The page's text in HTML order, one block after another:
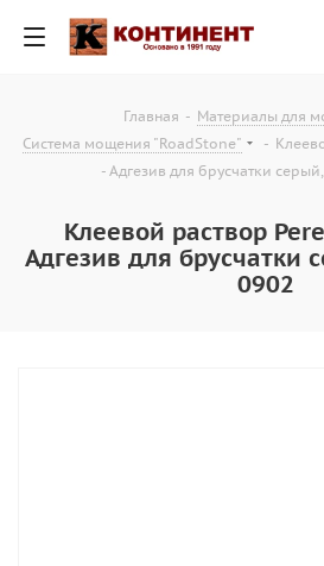
Главная - Материалы для
Система мощения "RoadStone"
-
- Адгезив для брусчатки серый,
Клеевой раствор
Адгезив для брусчатки
0902